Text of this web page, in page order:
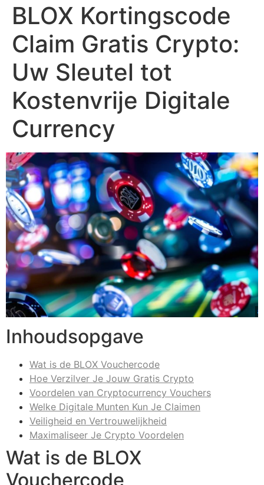
BLOX Kortingscode
Claim Gratis Crypto:
Uw Sleutel tot
Kostenvrije Digitale
Currency
Inhoudsopgave
Wat is de BLOX Vouchercode
Hoe Verzilver Je Jouw Gratis Crypto
Voordelen van Cryptocurrency Vouchers
Welke Digitale Munten Kun Je Claimen
Veiligheid en Vertrouwelijkheid
Maximaliseer Je Crypto Voordelen
Wat is de BLOX
Vouchercode